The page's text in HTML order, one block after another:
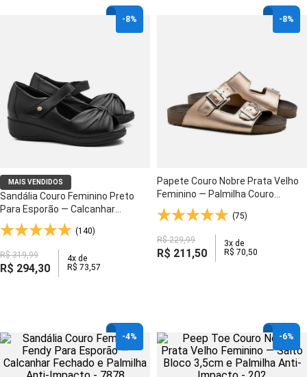
-8%
MAIS VENDIDOS
Sandália Couro Feminino Preto
Para Esporão — Calcanhar
Fechado e Palmilha Anti-Impacto
- 7878
(140)
R$ 319,99
R$ 294,30
4x de
R$ 73,57
-8%
Papete Couro Nobre Prata Velho
Feminino — Palmilha Couro
Natural e Solado Anatômico - 214
(75)
R$ 229,99
R$ 211 ,50
3x de
R$ 70,50
-4% -6%